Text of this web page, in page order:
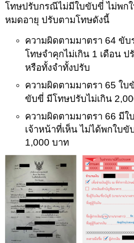
โทษปรับกรณีไม่มีใบขับขี่ ไม่พก
หมดอายุ ปรับตามโทษดังนี้
ความผิดตามมาตรา 64 ขั
โทษจำคุกไม่เกิน 1 เดือน ป
หรือทั้งจำทั้งปรับ
ความผิดตามมาตรา 65 ใ
ขับขี่ มีโทษปรับไม่เกิน
ความผิดตามมาตรา 66 มี
เจ้าหน้าที่เห็น ไม่ได้พกใบ
1,000 บาท